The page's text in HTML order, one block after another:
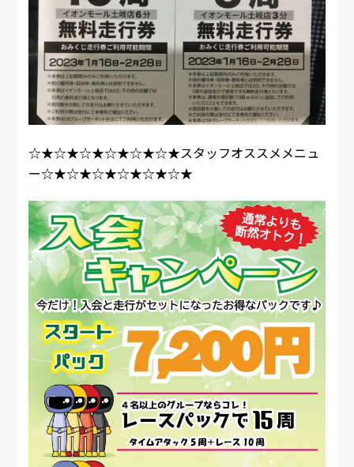
☆★☆★☆★☆★☆★☆★スタッフオススメメニュ
ー☆★☆★☆★☆★☆★☆★